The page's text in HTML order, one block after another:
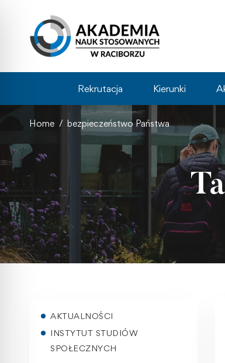
Rekrutacja Kierunki
Home bezpieczeństwo Państwa
Read more
AKTUALNOŚCI
INSTYTUT STUDIÓW
SPOŁECZNYCH